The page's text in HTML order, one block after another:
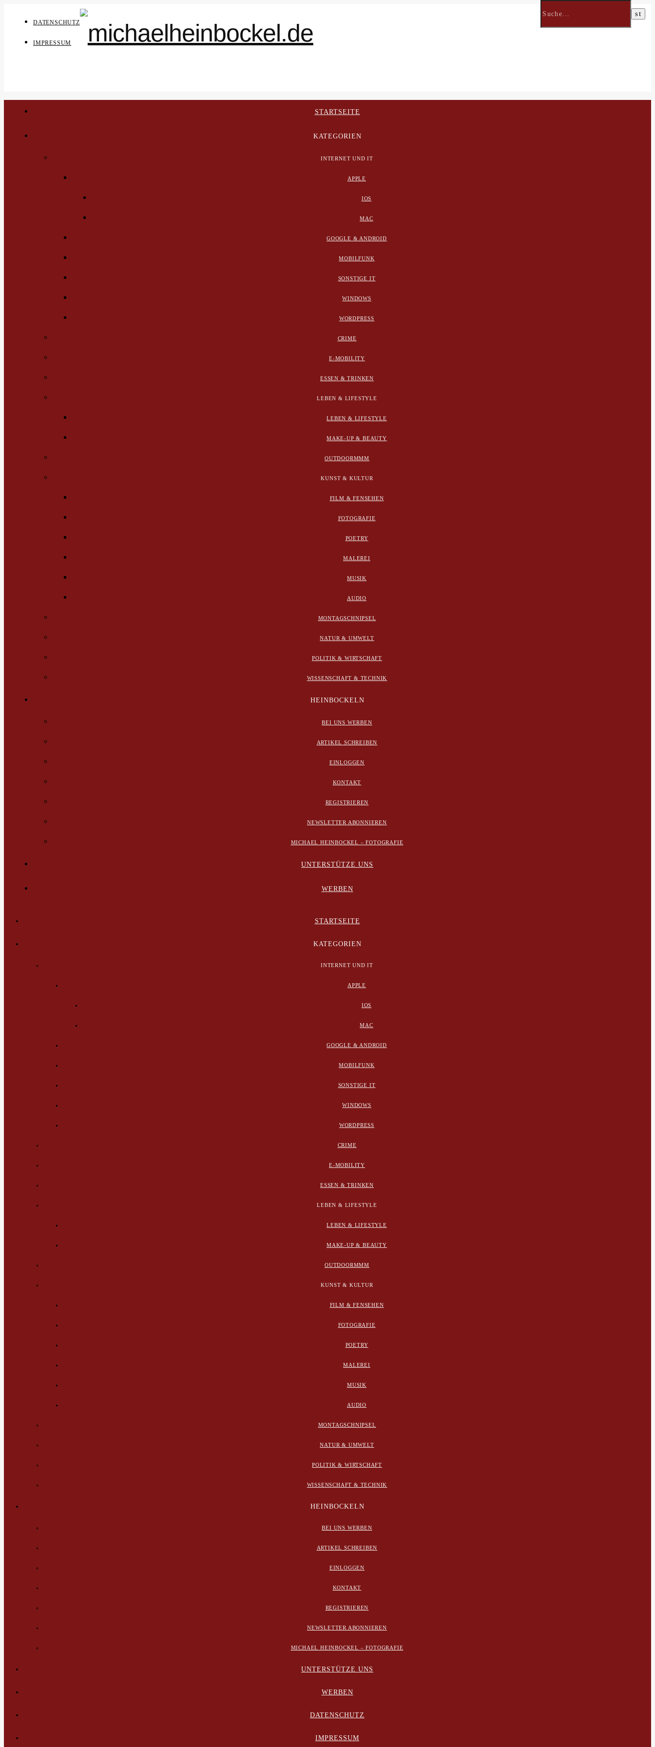
DATENSCHUTZ
IMPRESSUM
STARTSEITE
KATEGORIEN
INTERNET UND IT
APPLE
IOS
MAC
GOOGLE & ANDROID
MOBILFUNK
SONSTIGE IT
WINDOWS
WORDPRESS
CRIME
E-MOBILITY
ESSEN & TRINKEN
LEBEN & LIFESTYLE
LEBEN & LIFESTYLE
MAKE-UP & BEAUTY
OUTDOORMMM
KUNST & KULTUR
FILM & FENSEHEN
FOTOGRAFIE
POETRY
MALEREI
MUSIK
AUDIO
MONTAGSCHNIPSEL
NATUR & UMWELT
POLITIK & WIRTSCHAFT
WISSENSCHAFT & TECHNIK
HEINBOCKELN
BEI UNS WERBEN
ARTIKEL SCHREIBEN
EINLOGGEN
KONTAKT
REGISTRIEREN
NEWSLETTER ABONNIEREN
MICHAEL HEINBOCKEL – FOTOGRAFIE
UNTERSTÜTZE UNS
WERBEN
STARTSEITE
KATEGORIEN
INTERNET UND IT
APPLE
IOS
MAC
GOOGLE & ANDROID
MOBILFUNK
SONSTIGE IT
WINDOWS
WORDPRESS
CRIME
E-MOBILITY
ESSEN & TRINKEN
LEBEN & LIFESTYLE
LEBEN & LIFESTYLE
MAKE-UP & BEAUTY
OUTDOORMMM
KUNST & KULTUR
FILM & FENSEHEN
FOTOGRAFIE
POETRY
MALEREI
MUSIK
AUDIO
MONTAGSCHNIPSEL
NATUR & UMWELT
POLITIK & WIRTSCHAFT
WISSENSCHAFT & TECHNIK
HEINBOCKELN
BEI UNS WERBEN
ARTIKEL SCHREIBEN
EINLOGGEN
KONTAKT
REGISTRIEREN
NEWSLETTER ABONNIEREN
MICHAEL HEINBOCKEL – FOTOGRAFIE
UNTERSTÜTZE UNS
WERBEN
DATENSCHUTZ
IMPRESSUM